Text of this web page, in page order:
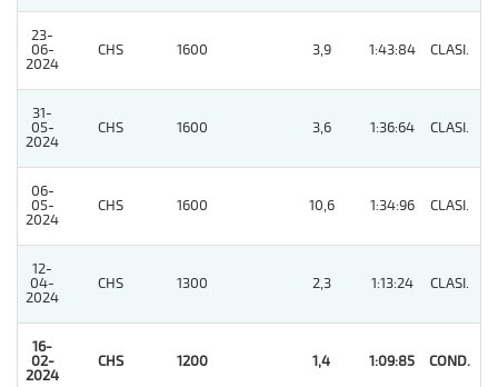
23-
06-
2024
CHS 1600 3,9 1:43:84 CLASI.
31-
05-
2024
CHS 1600 3,6 1:36:64 CLASI.
06-
05-
2024
CHS 1600 10,6 1:34:96 CLASI.
12-
04-
2024
CHS 1300 2,3 1:13:24 CLASI.
16-
02-
2024
CHS 1200 1,4 1:09:85 COND.